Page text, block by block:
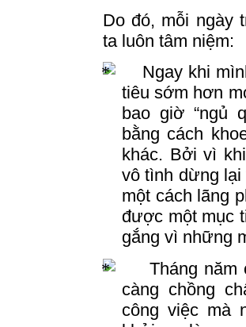
Do đó, mỗi ngày
ta luôn tâm niệm:
Ngay khi
tiêu sớm hơn
bao giờ “ngủ
bằng cách
khác. Bởi vì
vô tình dừng
một cách lãng
được một mục
gắng vì những
Tháng
càng chồng
công việc mà